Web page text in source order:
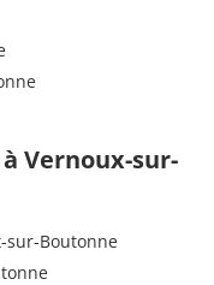
Vernoux-sur-
sur-Boutonne